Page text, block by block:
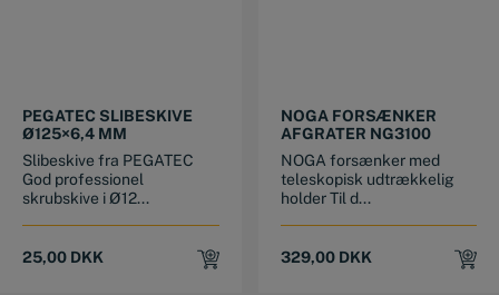
PEGATEC SLIBESKIVE
Ø125×6,4 MM
Slibeskive fra PEGATEC
God professionel
skrubskive i Ø12...
25,00 DKK
NOGA FORSÆNKER
AFGRATER NG3100
NOGA forsænker med
teleskopisk udtrækkelig
holder Til d...
329,00 DKK